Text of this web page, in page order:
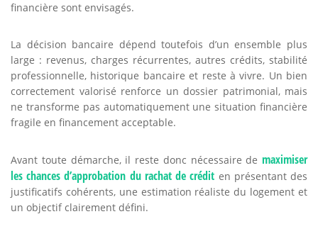
financière sont envisagés.
La décision bancaire dépend toutefois d’un ensemble plus
large : revenus, charges récurrentes, autres crédits, stabilité
professionnelle, historique bancaire et reste à vivre. Un bien
correctement valorisé renforce un dossier patrimonial, mais
ne transforme pas automatiquement une situation financière
fragile en financement acceptable.
Avant toute démarche, il reste donc nécessaire de maximiser
les chances d’approbation du rachat de crédit en présentant des
justificatifs cohérents, une estimation réaliste du logement et
un objectif clairement défini.